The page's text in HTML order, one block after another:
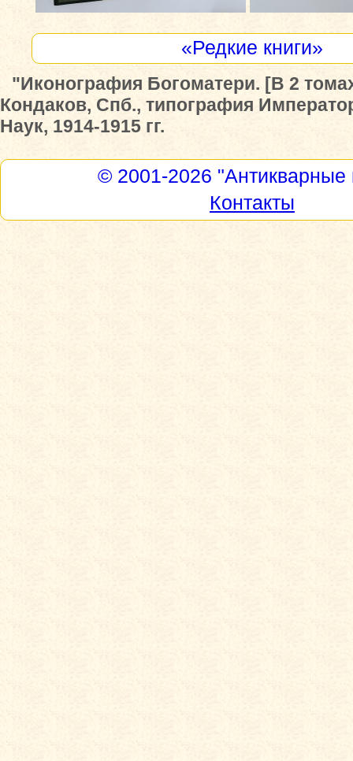
«Редкие книги»
"Иконография Богоматери. [В 2
Кондаков, Спб., типография
Наук, 1914-1915 гг.
© 2001-2026 "Антикварные
Контакты